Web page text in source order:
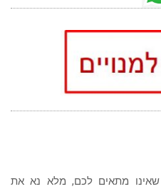
מתאים לכם, מלא נא את